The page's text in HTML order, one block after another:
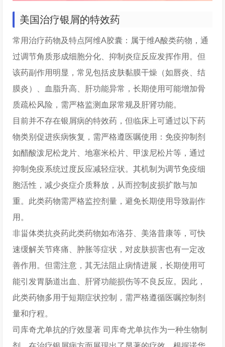
美国治疗银屑的特效药
常用治疗药物及特点阿维A胶囊：属于维A酸类药物，通
过调节角质形成细胞分化、抑制炎症反应发挥作用。但
该药副作用明显，常见包括皮肤黏膜干燥（如唇炎、结
膜炎）、血脂升高、肝功能异常，长期使用可能增加骨
质疏松风险，需严格监测血尿常规及肝肾功能。
目前并不存在银屑病的特效药，但临床上可通过以下药
物类别促进疾病恢复，需严格遵医嘱使用：免疫抑制剂
如醋酸泼尼松龙片、地塞米松片、甲泼尼松片等，通过
抑制免疫系统过度反应减轻症状。其机制为调节免疫细
胞活性，减少炎症介质释放，从而控制皮损扩散与加
重。此类药物需严格监控剂量，避免长期使用导致副作
用。
非甾体类抗炎药此类药物如布洛芬、美洛昔康等，可快
速缓解关节疼痛、肿胀等症状，对皮肤损害也有一定改
善作用。但需注意，其无法阻止病情进展，长期使用可
能引发胃肠道出血、肝肾功能损伤等不良反应。因此，
此类药物多用于短期症状控制，需严格遵循医嘱控制剂
量和疗程。
司库奇尤单抗的疗效显著 司库奇尤单抗作为一种生物制